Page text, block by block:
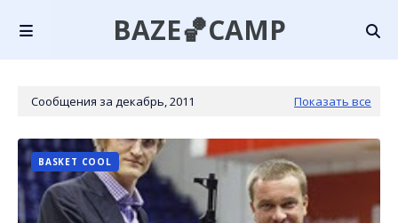
BAZE🏀CAMP
Сообщения за декабрь, 2011 Показать все
BASKET COOL